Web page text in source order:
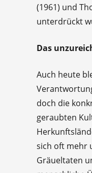
(1961) und
unterdrückt
Das
Auch heute
doch die
geraubten
sich oft mehr
Gräueltaten